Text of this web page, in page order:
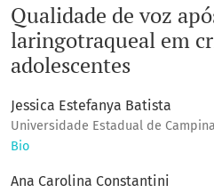
Qualidade de voz
laringotraqueal em
adolescentes
Jessica Estefanya Batista
Universidade Estadual de
Bio
Ana Carolina Constantini